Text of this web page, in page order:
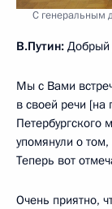
С генеральным
В.Путин: Добрый
Мы с Вами
в своей речи [на
Петербургского
упомянули о
Теперь вот
Очень приятно,